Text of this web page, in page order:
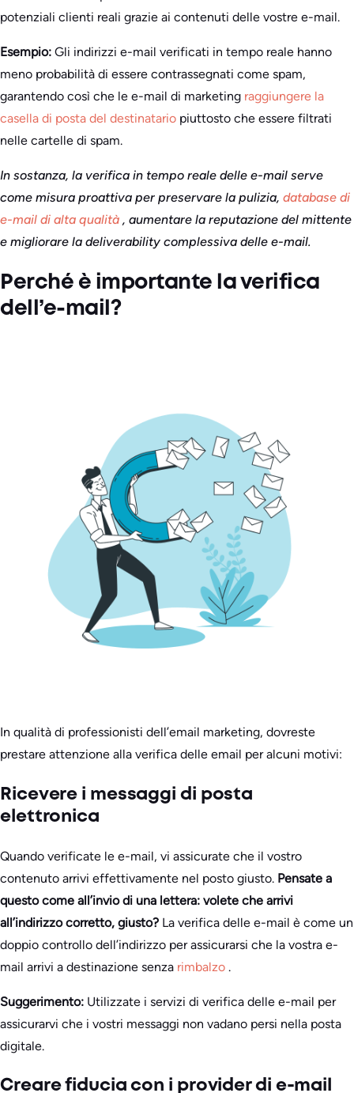
potenziali clienti reali grazie ai contenuti delle vostre e-mail.
Esempio: Gli indirizzi e-mail verificati in tempo reale hanno
meno probabilità di essere contrassegnati come spam,
garantendo così che le e-mail di marketing raggiungere la
casella di posta del destinatario piuttosto che essere filtrati
nelle cartelle di spam.
In sostanza, la verifica in tempo reale delle e-mail serve
come misura proattiva per preservare la pulizia, database di
e-mail di alta qualità , aumentare la reputazione del mittente
e migliorare la deliverability complessiva delle e-mail.
Perché è importante la verifica
dell’e-mail?
In qualità di professionisti dell’email marketing, dovreste
prestare attenzione alla verifica delle email per alcuni motivi:
Ricevere i messaggi di posta
elettronica
Quando verificate le e-mail, vi assicurate che il vostro
contenuto arrivi effettivamente nel posto giusto. Pensate a
questo come all’invio di una lettera: volete che arrivi
all’indirizzo corretto, giusto? La verifica delle e-mail è come un
doppio controllo dell’indirizzo per assicurarsi che la vostra e-
mail arrivi a destinazione senza rimbalzo .
Suggerimento: Utilizzate i servizi di verifica delle e-mail per
assicurarvi che i vostri messaggi non vadano persi nella posta
digitale.
Creare fiducia con i provider di e-mail